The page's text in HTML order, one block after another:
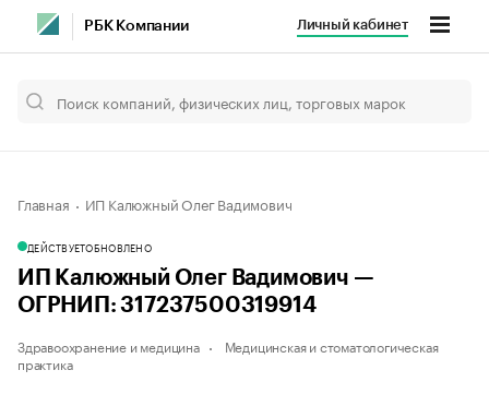
РБК Компании Личный кабинет
Главная ИП Калюжный Олег Вадимович
ДЕЙСТВУЕТОБНОВЛЕНО
ИП Калюжный Олег Вадимович —
ОГРНИП: 317237500319914
Здравоохранение и медицина
Медицинская и стоматологическая
практика